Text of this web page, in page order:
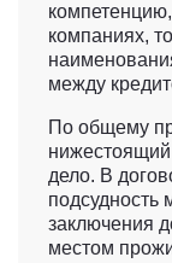
компаниях,
между
По общему
нижестоящий
дело. В
подсудность
заключения
местом